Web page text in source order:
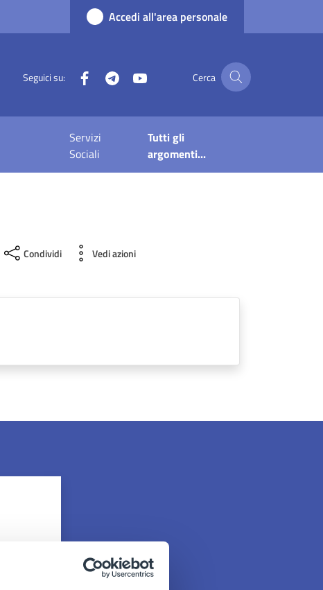
Accedi all'area personale
Seguici su: FacebookTelegram Cerca
Servizi
Sociali
Tutti gli
argomenti...
Condividi Vedi azioni